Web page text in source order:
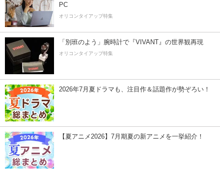
PC
オリコンタイアップ特集
「別班のよう」腕時計で『VIVANT』の世界観再現
オリコンタイアップ特集
2026年7月夏ドラマも、注目作＆話題作が勢ぞろい！
【夏アニメ2026】7月期夏の新アニメを一挙紹介！